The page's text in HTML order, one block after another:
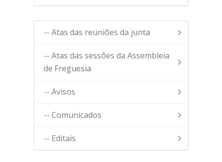
-- Atas das reuniões da junta
-- Atas das sessões da Assembleia
de Freguesia
-- Avisos
-- Comunicados
-- Editais